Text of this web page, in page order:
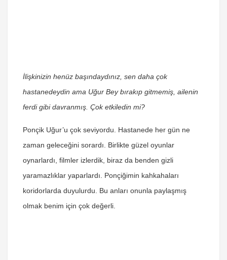
İlişkinizin henüz başındaydınız, sen daha çok
hastanedeydin ama Uğur Bey bırakıp gitmemiş, ailenin
ferdi gibi davranmış. Çok etkiledin mi?
Ponçik Uğur’u çok seviyordu. Hastanede her gün ne
zaman geleceğini sorardı. Birlikte güzel oyunlar
oynarlardı, filmler izlerdik, biraz da benden gizli
yaramazlıklar yaparlardı. Ponçiğimin kahkahaları
koridorlarda duyulurdu. Bu anları onunla paylaşmış
olmak benim için çok değerli.